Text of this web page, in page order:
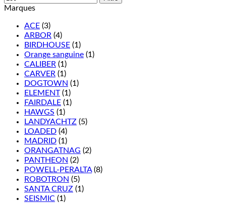
Marques
ACE (3)
ARBOR (4)
BIRDHOUSE (1)
Orange sanguine (1)
CALIBER (1)
CARVER (1)
DOGTOWN (1)
ELEMENT (1)
FAIRDALE (1)
HAWGS (1)
LANDYACHTZ (5)
LOADED (4)
MADRID (1)
ORANGATNAG (2)
PANTHEON (2)
POWELL-PERALTA (8)
ROBOTRON (5)
SANTA CRUZ (1)
SEISMIC (1)